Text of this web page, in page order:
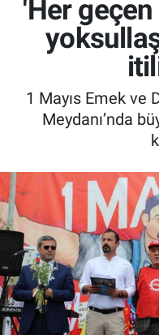
'Her
1 Mayıs Emek ve
Meydanı’nda
SPOR
TEKNOLOJİ
ASAYİŞ
KÜLTÜR - SANAT
Tüm Manşetler
Son Dakika
Haber Arşivi